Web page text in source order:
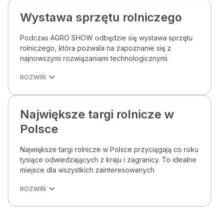
Wystawa sprzętu rolniczego
Podczas AGRO SHOW odbędzie się wystawa sprzętu
rolniczego, która pozwala na zapoznanie się z
najnowszymi rozwiązaniami technologicznymi.
ROZWIŃ
Największe targi rolnicze w
Polsce
Największe targi rolnicze w Polsce przyciągają co roku
tysiące odwiedzających z kraju i zagranicy. To idealne
miejsce dla wszystkich zainteresowanych
ROZWIŃ